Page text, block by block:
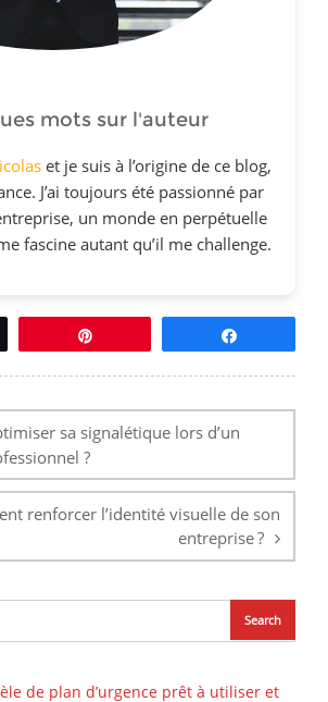
mots sur l'auteur
et je suis à l’origine de ce blog,
J’ai toujours été passionné par
un monde en perpétuelle
fascine autant qu’il me challenge.
sa signalétique lors d’un
?
renforcer l’identité visuelle de son
entreprise ?
de plan d’urgence prêt à utiliser et